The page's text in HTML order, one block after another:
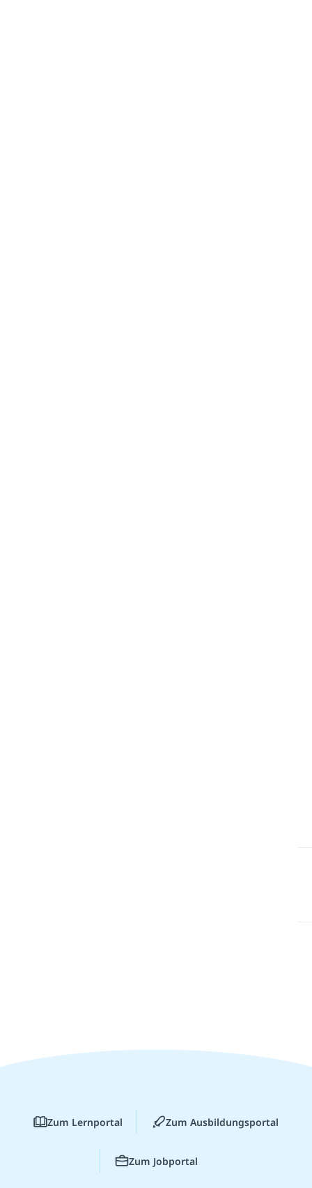
Zum Lernportal Zum Ausbildungsportal
Zum Jobportal